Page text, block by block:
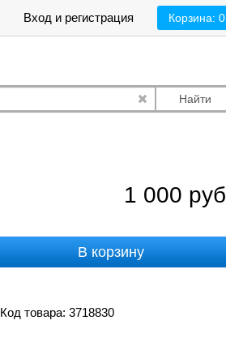
Корзина: 0
Вход и регистрация
Найти
1 000 руб.
В корзину
Код товара: 3718830